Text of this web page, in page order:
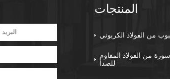
المنتجات
من الفولاذ الكربوني
من الفولاذ المقاوم
للصدأ